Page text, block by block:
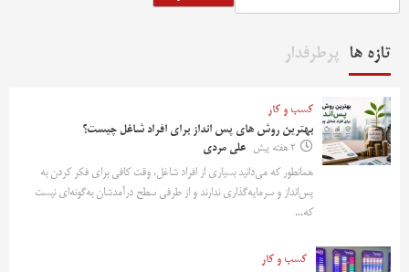
تازه ها پرطرفدار
کسب و کار
بهترین روش‌ های پس‌ انداز برای افراد شاغل چیست؟
2 هفته پیش
علی مردی
همانطور که می‌دانید بسیاری از افراد شاغل، وقت کافی برای فکر کردن به
پس‌انداز و سرمایه‌گذاری ندارند و از طرفی سطح درآمدشان به‌گونه‌ای نیست
که...
کسب و کار